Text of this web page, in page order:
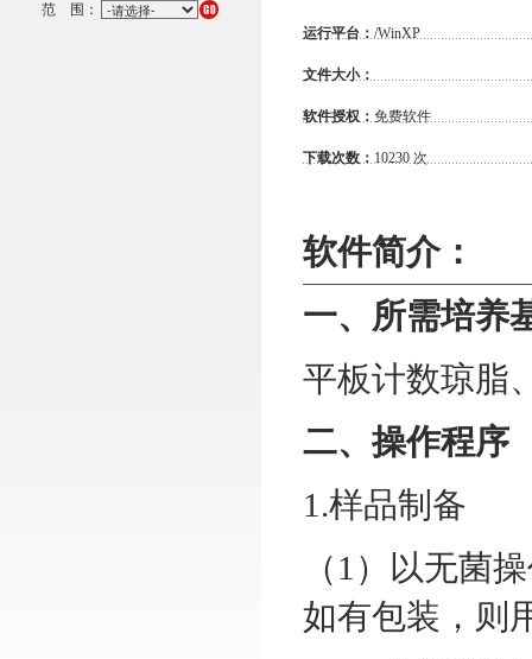
范 围：
运行平台： /WinXP
文件大小：
软件授权： 免费软件
下载次数： 10230 次
软件简介：
一、所需培养
平板计数琼脂
二、操作程序
1.样品制备
（1）以无菌
如有包装，则